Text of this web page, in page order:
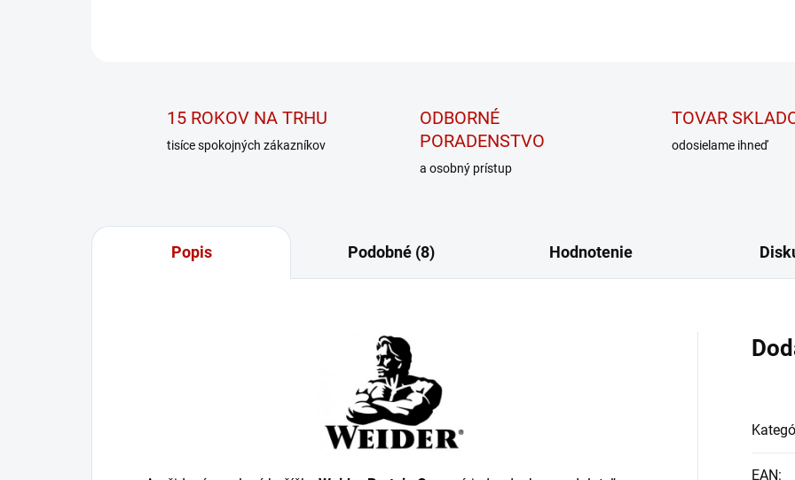
15 ROKOV NA TRHU
tisíce spokojných zákazníkov
ODBORNÉ
PORADENSTVO
a osobný prístup
TOVAR
odosielame ihneď
Popis Podobné (8) Hodnotenie
EAN: